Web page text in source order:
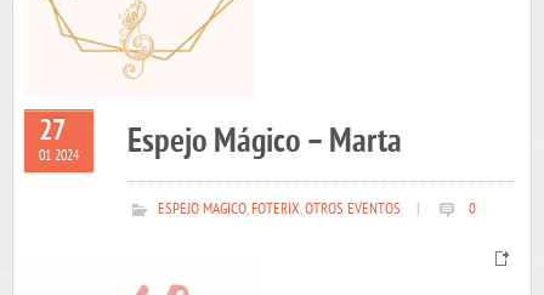
27
01 2024 Espejo Mágico – Marta
ESPEJO MAGICO,FOTERIX,OTROS EVENTOS 0